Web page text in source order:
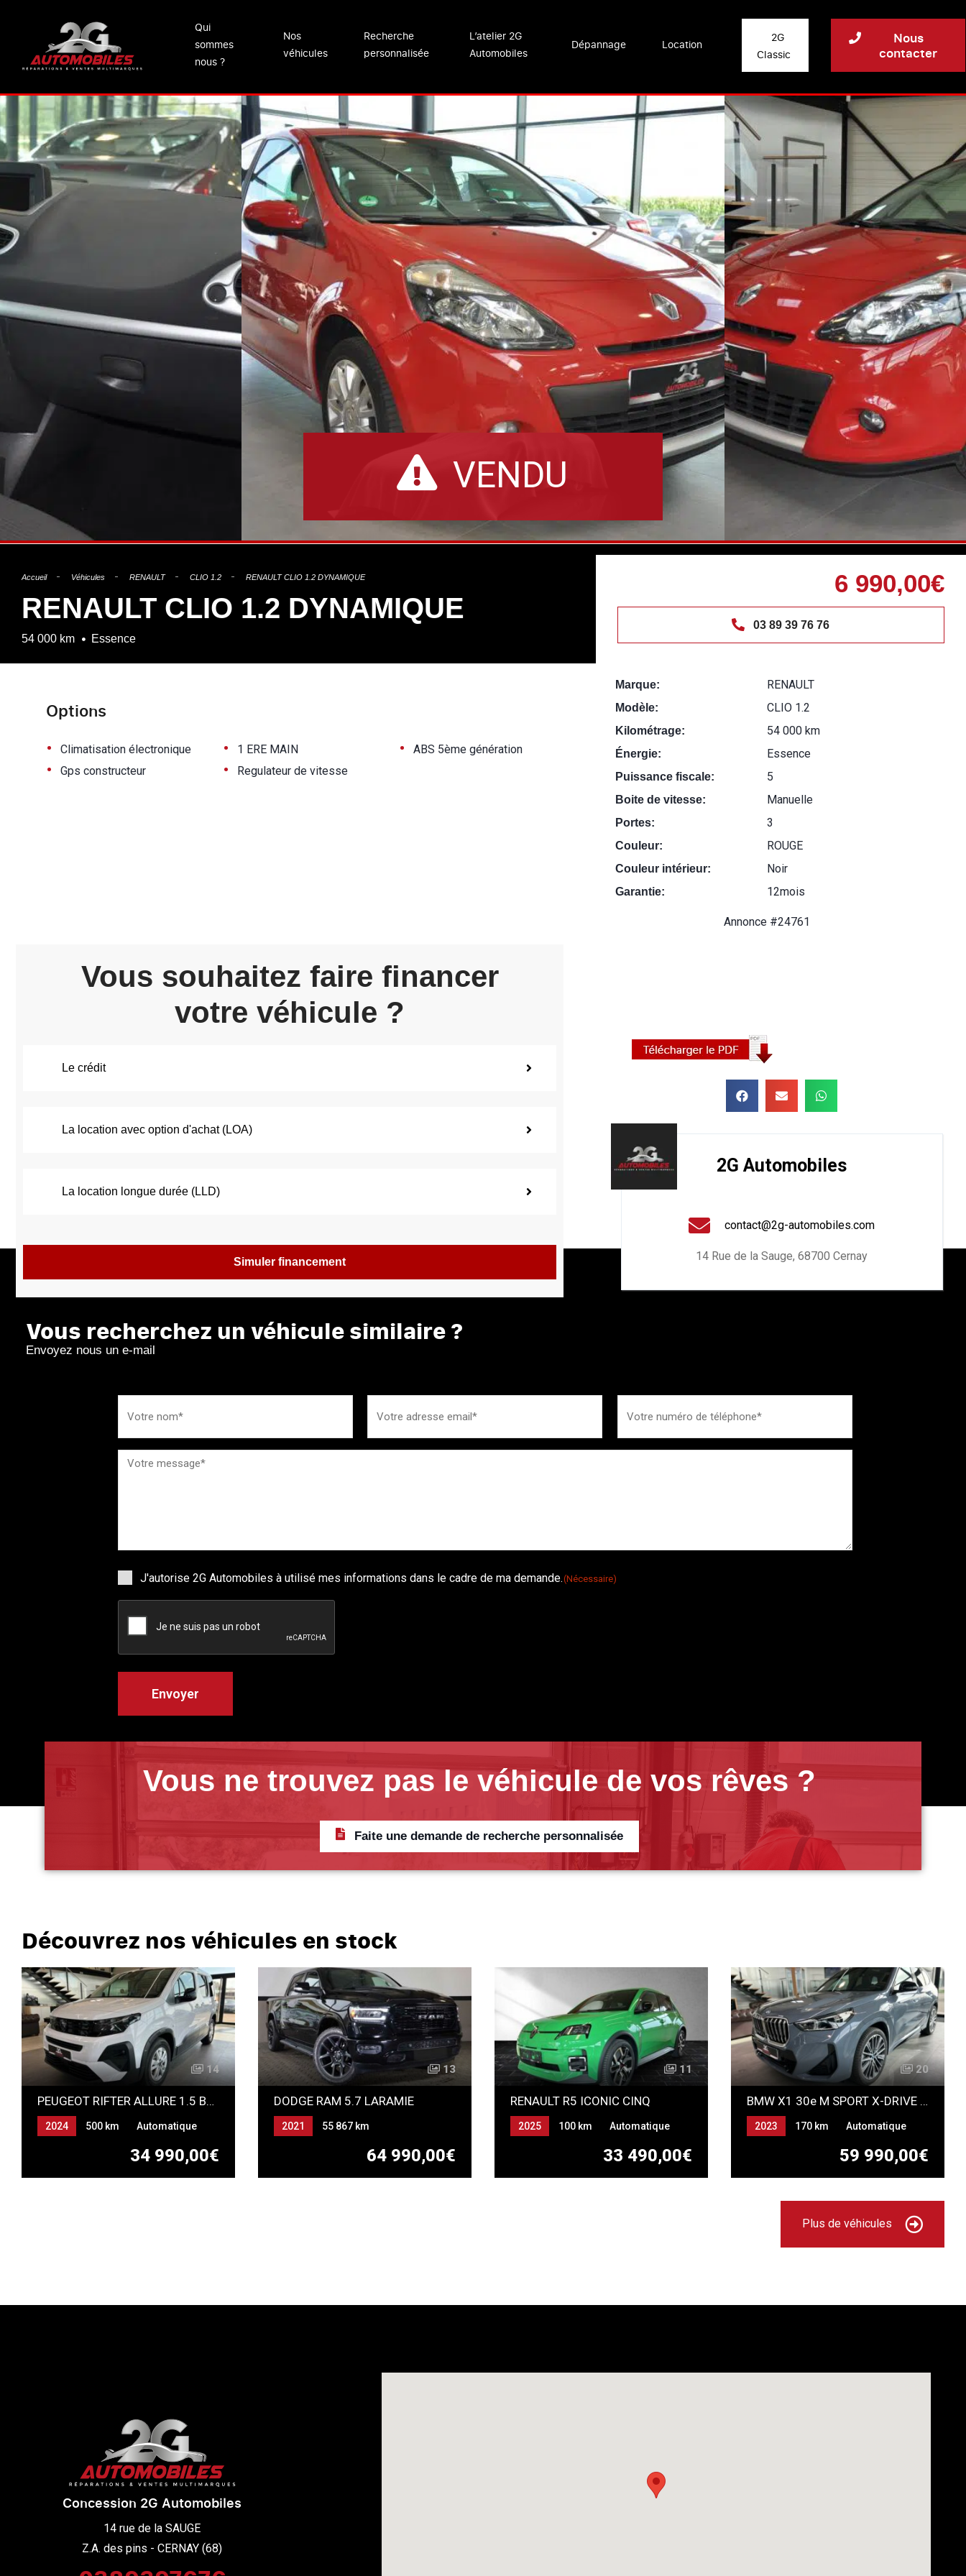
Qui
sommes
nous ?
Nos
véhicules
Recherche
personnalisée
L’atelier 2G
Automobiles
Dépannage Location
2G
Classic
Nous
contacter
VENDU
Accueil Véhicules RENAULT CLIO 1.2 RENAULT CLIO 1.2 DYNAMIQUE
RENAULT CLIO 1.2 DYNAMIQUE
54 000 km Essence
6 990,00€
03 89 39 76 76
Options
• Climatisation électronique • 1 ERE MAIN • ABS 5ème génération
• Gps constructeur • Regulateur de vitesse
Marque: RENAULT
Modèle: CLIO 1.2
Kilométrage: 54 000 km
Énergie: Essence
Puissance fiscale: 5
Boite de vitesse: Manuelle
Portes: 3
Couleur: ROUGE
Couleur intérieur: Noir
Garantie: 12mois
Annonce #24761
Vous souhaitez faire financer
votre véhicule ?
Le crédit
La location avec option d'achat (LOA)
La location longue durée (LLD)
Simuler financement
2G Automobiles
contact@2g-automobiles.com
14 Rue de la Sauge, 68700 Cernay
Vous recherchez un véhicule similaire ?
Envoyez nous un e-mail
J'autorise 2G Automobiles à utilisé mes informations dans le cadre de ma demande.(Nécessaire)
Vous ne trouvez pas le véhicule de vos rêves ?
Faite une demande de recherche personnalisée
Découvrez nos véhicules en stock
14
PEUGEOT RIFTER ALLURE 1.5 BLUE HDI 130 * NEUF *
34 990,00€
2024 500 km
Automatique
13
DODGE RAM 5.7 LARAMIE
64 990,00€
2021
55 867 km
BI CARBURATION ESSENCE GPL
11
RENAULT R5 ICONIC CINQ
33 490,00€
2025 100 km
Automatique
20
BMW X1 30e M SPORT X-DRIVE HYBRIDE RECHARGEABLE Individual *NEUF*
59 990,00€
2023 170 km
Automatique
Plus de véhicules
Concession 2G Automobiles
14 rue de la SAUGE
Z.A. des pins - CERNAY (68)